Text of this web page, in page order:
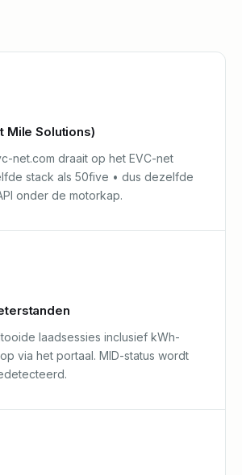
Mile Solutions)
net.com draait op het EVC-net
stack als 50five • dus dezelfde
onder de motorkap.
laadsessies inclusief kWh-
via het portaal. MID-status wordt